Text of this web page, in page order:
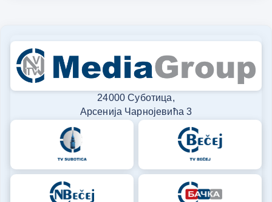
24000 Суботица,
Арсенија Чарнојевића 3